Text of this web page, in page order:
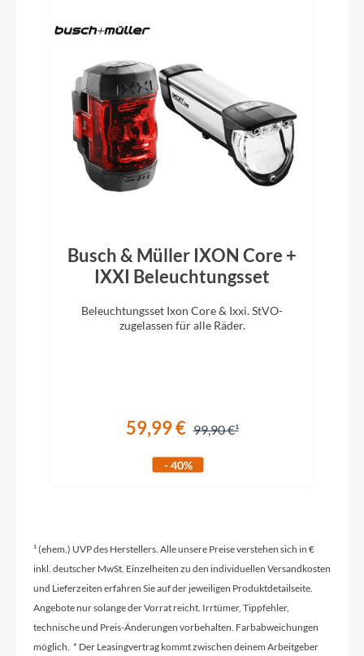
Schalt-/ Bremsgriffeinheit
Shimano Ultegra Di2 ST-R8170
Lenkerband
ACID Bartape RC 2.5
Mount Interface
Rahmentyp
Sattelklemme
Schaltwerk
Shimano Ultegra Di2 RD-R8150-DGS. 12-Speed
Rahmenmaterial
Carbon
Busch & Müller IXON Core +
IXXI Beleuchtungsset
Beleuchtungsset Ixon Core & Ixxi. StVO-
zugelassen für alle Räder.
59,99 € 99,90 €
- 40%
¹ (ehem.) UVP des Herstellers. Alle unsere Preise verstehen sich in €
inkl. deutscher MwSt. Einzelheiten zu den individuellen Versandkosten
und Lieferzeiten erfahren Sie auf der jeweiligen Produktdetailseite.
Angebote nur solange der Vorrat reicht. Irrtümer, Tippfehler,
technische und Preis-Änderungen vorbehalten. Farbabweichungen
möglich. * Der Leasingvertrag kommt zwischen deinem Arbeitgeber